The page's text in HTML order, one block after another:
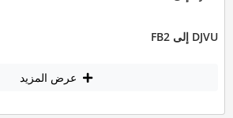
DJVU إلى FB2
عرض المزيد